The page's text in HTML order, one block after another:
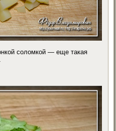
соломкой — еще такая